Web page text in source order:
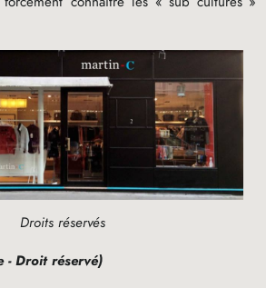
Droits réservés
- Droit réservé)